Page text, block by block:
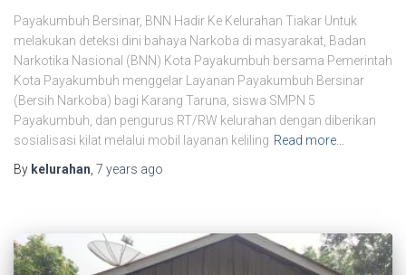
Payakumbuh Bersinar, BNN Hadir Ke Kelurahan Tiakar Untuk
melakukan deteksi dini bahaya Narkoba di masyarakat, Badan
Narkotika Nasional (BNN) Kota Payakumbuh bersama Pemerintah
Kota Payakumbuh menggelar Layanan Payakumbuh Bersinar
(Bersih Narkoba) bagi Karang Taruna, siswa SMPN 5
Payakumbuh, dan pengurus RT/RW kelurahan dengan diberikan
sosialisasi kilat melalui mobil layanan keliling Read more…
By kelurahan, 7 years ago